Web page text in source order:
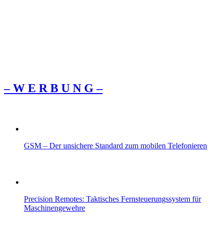
– W Ε R Β U Ν G –
GSM – Der unsichere Standard zum mobilen Telefonieren
Precision Remotes: Taktisches Fernsteuerungssystem für
Maschinengewehre